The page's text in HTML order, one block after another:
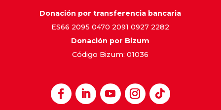
Donación por transferencia bancaria
ES66 2095 0470 2091 0927 2282
Donación por Bizum
Código Bizum: 01036